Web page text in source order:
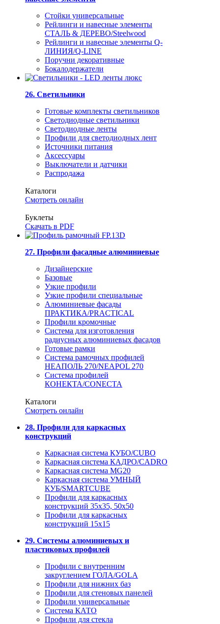
Стойки универсальные
Рейлинги и навесные элементы
СТАЛЬ & ДЕРЕВО/Steelwood
Рейлинги и навесные элементы Q-
ЛИНИЯ/Q-LINE
Поручни декоративные
Бокалодержатели
26. Светильники
Готовые комплекты светильников
Светодиодные светильники
Светодиодные ленты
Профили для светодиодных лент
Источники питания
Аксессуары
Выключатели и датчики
Распродажа
Каталоги
Смотреть онлайн
Буклеты
Скачать в PDF
27. Профили фасадные алюминиевые
Дизайнерские
Базовые
Узкие профили
Узкие профили специальные
Алюминиевые фасады
ПРАКТИКА/PRACTICAL
Профили кромочные
Система для изготовления
радиусных алюминиевых фасадов
Готовые рамки
Система рамочных профилей
НЕАПОЛЬ 270/NEAPOL 270
Система профилей
КОНЕКТА/CONECTA
Каталоги
Смотреть онлайн
28. Профили для каркасных
конструкций
Каркасная система КУБО/CUBO
Каркасная система КАДРО/CADRO
Каркасная система MG20
Каркасная система УМНЫЙ
КУБ/SMARTCUBE
Профили для каркасных
конструкций 35x35, 50x50
Профили для каркасных
конструкций 15х15
29. Системы алюминиевых и
пластиковых профилей
Профили с внутренним
закруглением ГОЛА/GOLA
Профили для нижних баз
Профили для стеновых панелей
Профили универсальные
Система КАТО
Профили для стекла